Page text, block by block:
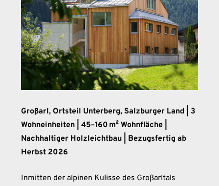
Großarl, Ortsteil Unterberg, Salzburger Land | 3
Wohneinheiten | 45–160 m² Wohnfläche |
Nachhaltiger Holzleichtbau | Bezugsfertig ab
Herbst 2026
Inmitten der alpinen Kulisse des Großarltals